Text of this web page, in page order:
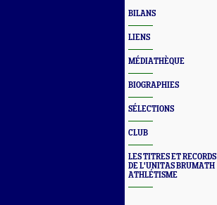
BILANS
LIENS
MÉDIATHÈQUE
BIOGRAPHIES
SÉLECTIONS
CLUB
LES TITRES ET RECORDS
DE L'UNITAS BRUMATH
ATHLÉTISME